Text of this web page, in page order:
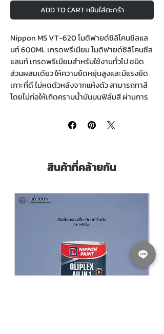
ADD TO CART หยิบใส่ตะกร้า
Nippon MS VT-620 โมดิฟายด์ซิลิโคนซีลแล
นท์ 600ML เกรดพรีเมียม โมดิฟายด์ซิลิโคนซีล
แลนท์ เกรดพรีเมียมสำหรับใช้งานทั่วไป ชนิด
ส่วนผสมเดียว ให้ความยืดหยุ่นสูงและมีแรงยึด
เกาะที่ดี ไม่หดตัวหลังจากแห้งตัว สามารถทาสี
โดยไม่ก่อให้เกิดคราบน้ำมันบนฟิล์มสี ผ่านการ
VT-620 โมดิฟายด์ซิลิโคนซีลแลนท์ 600ML
เกรดพรีเมียม เหมาะสำหรับการใช้อุดร่องยา
ได้ทั้งภายในและภายนอก Nippon V-Tech MS
เกรดพรีเมียม มีคุณสมบัติ
รองรับการขยับของพื้นผิวได้ ±50%
Nippon MS VT-620 โมดิฟายด์ซิลิโคนซีล
แลนท์ 600ML เกรดพรีเมียมทนต่อสภาวะ
อากาศได้มากกว่าพียูซีลแลนท์
ยืดหยุ่นได้ดี ยึดเกาะได้ดีเยี่ยม
ใช้ได้ทั้งภายนอกและภายใน
สินค้าที่คล้ายกัน